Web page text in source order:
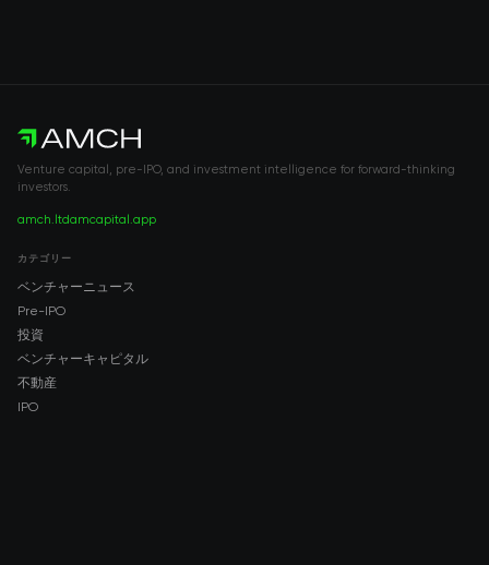
Venture capital, pre-IPO, and investment intelligence for forward-thinking
investors.
amch.ltdamcapital.app
カテゴリー
ベンチャーニュース
Pre-IPO
投資
ベンチャーキャピタル
不動産
IPO